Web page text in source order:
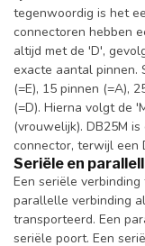
tegenwoordig is het
connectoren hebben
altijd met de 'D',
exacte aantal pinnen.
(=E), 15 pinnen (=A),
(=D). Hierna volgt de
(vrouwelijk). DB25M
connector, terwijl een
Seriële en
Een seriële
parallelle verbinding
transporteerd. Een
seriële poort. Een